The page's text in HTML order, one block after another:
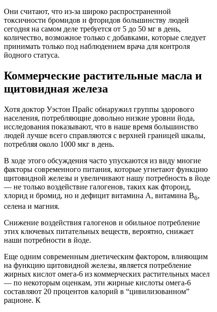
Они считают, что из-за широко распространенной
токсичности бромидов и фторидов большинству людей
сегодня на самом деле требуется от 5 до 50 мг в день,
количество, возможное только с добавками, которые следует
принимать только под наблюдением врача для контроля
йодного статуса.
Коммерческие растительные масла и
щитовидная железа
Хотя доктор Уэстон Прайс обнаружил группы здорового
населения, потребляющие довольно низкие уровни йода,
исследования показывают, что в наше время большинство
людей лучше всего справляются с верхней границей шкалы,
потребляя около 1000 мкг в день.
В ходе этого обсуждения часто упускаются из виду многие
факторы современного питания, которые угнетают функцию
щитовидной железы и увеличивают нашу потребность в йоде
— не только воздействие галогенов, таких как фтороид,
хлорид и бромид, но и дефицит витамина А, витамина В6,
селена и магния.
Снижение воздействия галогенов и обильное потребление
этих ключевых питательных веществ, вероятно, снижает
наши потребности в йоде.
Еще одним современным диетическим фактором, влияющим
на функцию щитовидной железы, является потребление
жирных кислот омега-6 из коммерческих растительных масел
— по некоторым оценкам, эти жирные кислоты омега-6
составляют 20 процентов калорий в “цивилизованном”
рационе. К